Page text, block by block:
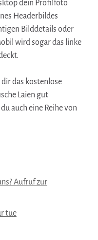
dein Profilfoto
Headerbildes
Bilddetails oder
wird sogar das linke
das kostenlose
Laien gut
auch eine Reihe von
Aufruf zur
tue